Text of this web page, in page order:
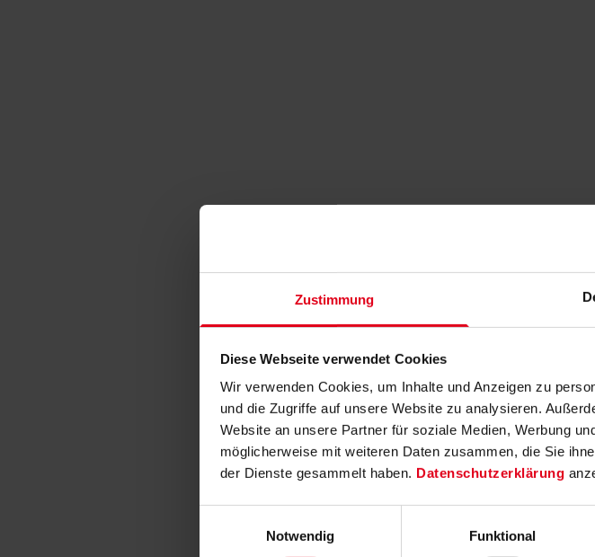
Zustimmung
Diese Webseite verwendet Cookies
Wir verwenden Cookies, um Inhalte und Anzeigen zu
und die Zugriffe auf unsere Website zu analysieren.
Website an unsere Partner für soziale Medien, Werbung
möglicherweise mit weiteren Daten zusammen, die Sie
der Dienste gesammelt haben. Datenschutzerklärung
Notwendig
Funktional